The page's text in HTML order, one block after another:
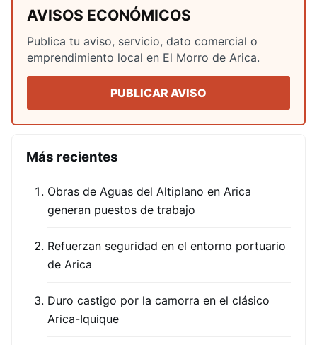
AVISOS ECONÓMICOS
Publica tu aviso, servicio, dato comercial o
emprendimiento local en El Morro de Arica.
PUBLICAR AVISO
Más recientes
Obras de Aguas del Altiplano en Arica
generan puestos de trabajo
Refuerzan seguridad en el entorno portuario
de Arica
Duro castigo por la camorra en el clásico
Arica-Iquique